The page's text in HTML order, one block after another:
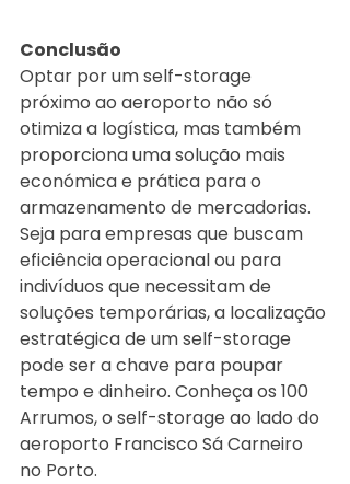
Conclusão
Optar por um self-storage
próximo ao aeroporto não só
otimiza a logística, mas também
proporciona uma solução mais
económica e prática para o
armazenamento de mercadorias.
Seja para empresas que buscam
eficiência operacional ou para
indivíduos que necessitam de
soluções temporárias, a localização
estratégica de um self-storage
pode ser a chave para poupar
tempo e dinheiro. Conheça os 100
Arrumos, o self-storage ao lado do
aeroporto Francisco Sá Carneiro
no Porto.